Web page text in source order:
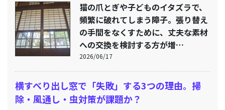
猫の爪とぎや子どものイタズラで、
頻繁に破れてしまう障子。張り替え
の手間をなくすために、丈夫な素材
への交換を検討する方が増…
2026/06/17
横すべり出し窓で「失敗」する3つの理由。掃
除・風通し・虫対策が課題か？